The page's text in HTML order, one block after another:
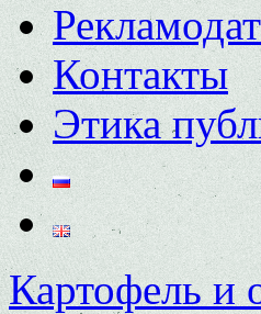
Контакты
Этика
Картофель и